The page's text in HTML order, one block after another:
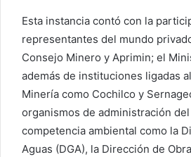
Esta instancia contó con la
representantes del mundo
Consejo Minero y Aprimin; el
además de instituciones ligadas
Minería como Cochilco y
organismos de administración
competencia ambiental como la
Aguas (DGA), la Dirección de